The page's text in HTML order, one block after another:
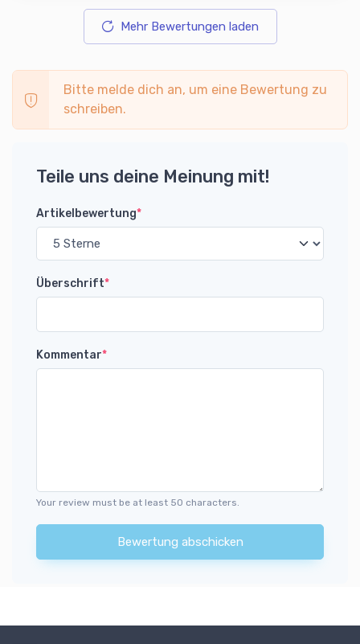
Mehr Bewertungen laden
Bitte melde dich an, um eine Bewertung zu
schreiben.
Teile uns deine Meinung mit!
Artikelbewertung*
Überschrift*
Kommentar*
Your review must be at least 50 characters.
Bewertung abschicken